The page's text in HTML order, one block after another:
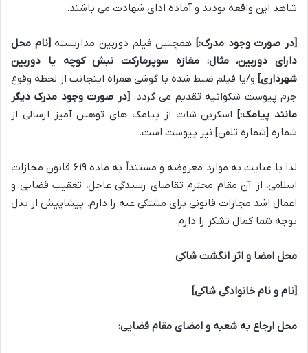
شاهد این واقعه بودند و آماده ادای شهادت می باشند.
[در صورت وجود مدرک:] همچنین فیلم دوربین مداربسته [نام محل
دارای دوربین، مثال: مغازه سوپرمارکت نبش کوچه یا دوربین
شهرداری] و/یا فیلم ضبط شده با گوشی همراه اینجانب از لحظه وقوع
جرم پیوست شکوائیه تقدیم می گردد. [در صورت وجود مدرک دیگر
مانند پیامک:] اسکرین شات از پیامک های توهین آمیز ارسالی از
شماره [شماره تلفن] نیز پیوست است.
لذا با عنایت به موارد معروضه و مستنداً به ماده ۶۱۹ قانون مجازات
اسلامی، از آن مقام محترم تقاضای رسیدگی عاجل، تعقیب قضایی و
اعمال اشد مجازات قانونی برای مشتکی عنه را دارم. پیشاپیش از بذل
توجه شما کمال تشکر را دارم.
محل امضا و اثر انگشت شاکی
[نام و نام خانوادگی شاکی]
محل ارجاع به شعبه و امضای مقام قضایی: